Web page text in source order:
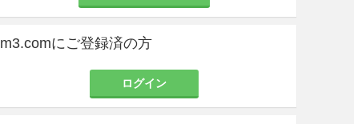
m3.comにご登録済の方
ログイン